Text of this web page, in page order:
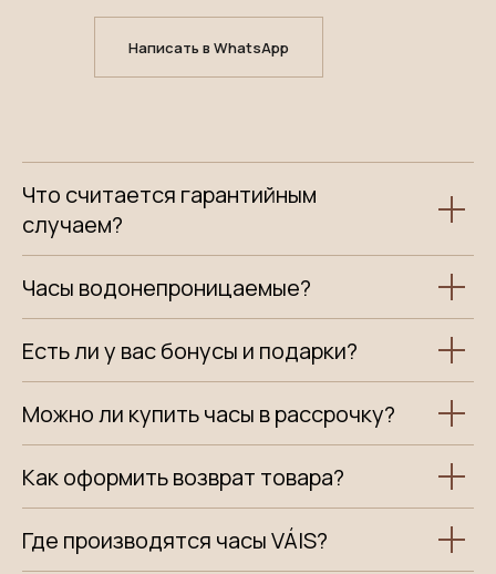
Написать в WhatsApp
Что считается гарантийным
случаем?
Часы водонепроницаемые?
Есть ли у вас бонусы и подарки?
Можно ли купить часы в рассрочку?
Как оформить возврат товара?
Где производятся часы VÁIS?